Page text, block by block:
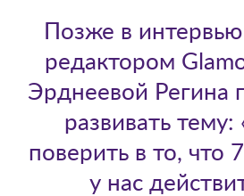
Позже в
редактором
Эрднеевой Регина
развивать
поверить в то, что
у нас